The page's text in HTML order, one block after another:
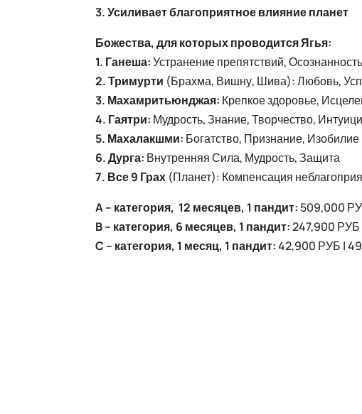
3. Усиливает благоприятное влияние планет
Божества, для которых проводится Ягья:
1. Ганеша:Устранение препятствий,
2. Тримурти (Брахма, Вишну, Шива): Любовь,
3. Махамритьюнджая: Крепкое здоровье,
4. Гаятри: Мудрость, Знание, Творчество,
5. Махалакшми: Богатство, Признание, Изобилие
6. Дурга: Внутренняя Сила, Мудрость, Защита
7. Все 9 Грах (Планет): Компенсация
A – категория, 12 месяцев, 1 пандит: 509,000
B – категория, 6 месяцев, 1 пандит:247,900 РУБ |
C – категория, 1 месяц, 1 пандит:42,900 РУБ |